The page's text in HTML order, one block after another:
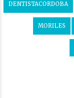
DENTISTACORDOBA
MORILES